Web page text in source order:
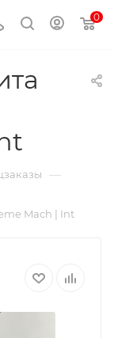
0
—
Mach | Int